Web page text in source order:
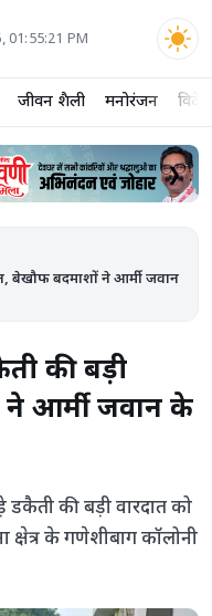
01:55:22 PM
जीवन शैली मनोरंजन विदेश
❯
बेखौफ बदमाशों ने आर्मी जवान
की बड़ी
ने आर्मी जवान के
की बड़ी वारदात को
क्षेत्र के गणेशीबाग कॉलोनी